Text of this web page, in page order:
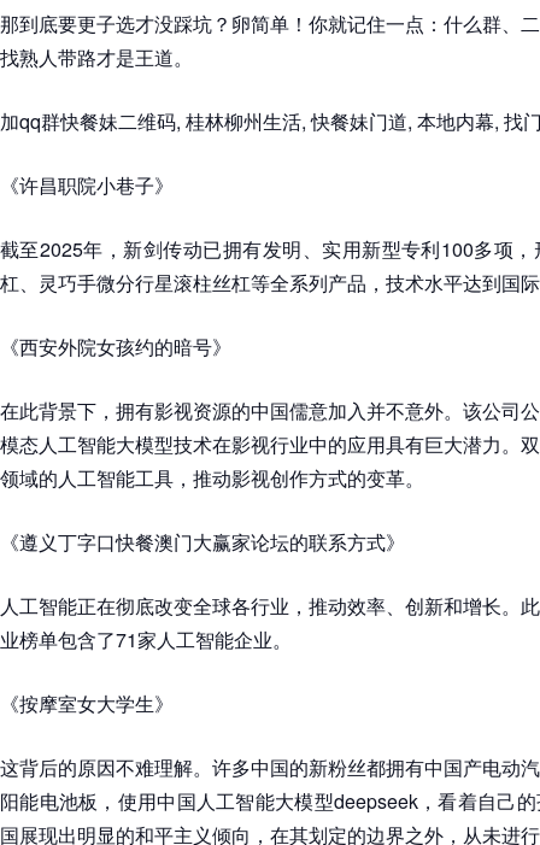
那到底要更子选才没踩坑？卵简单！你就记住一点：什么群、
找熟人带路才是王道。
加qq群快餐妹二维码, 桂林柳州生活, 快餐妹门道, 本地内幕, 找
《许昌职院小巷子》
截至2025年，新剑传动已拥有发明、实用新型专利100多项
杠、灵巧手微分行星滚柱丝杠等全系列产品，技术水平达到国
《西安外院女孩约的暗号》
在此背景下，拥有影视资源的中国儒意加入并不意外。该公司
模态人工智能大模型技术在影视行业中的应用具有巨大潜力。
领域的人工智能工具，推动影视创作方式的变革。
《遵义丁字口快餐澳门大赢家论坛的联系方式》
人工智能正在彻底改变全球各行业，推动效率、创新和增长。
业榜单包含了71家人工智能企业。
《按摩室女大学生》
这背后的原因不难理解。许多中国的新粉丝都拥有中国产电动
阳能电池板，使用中国人工智能大模型deepseek，看着自己
国展现出明显的和平主义倾向，在其划定的边界之外，从未进